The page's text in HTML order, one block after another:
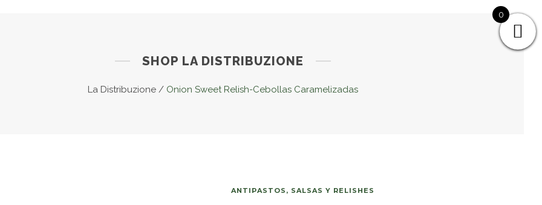
SHOP LA DISTRIBUZIONE
La Distribuzione / Onion Sweet Relish-Cebollas Caramelizadas
ANTIPASTOS, SALSAS Y RELISHES
0